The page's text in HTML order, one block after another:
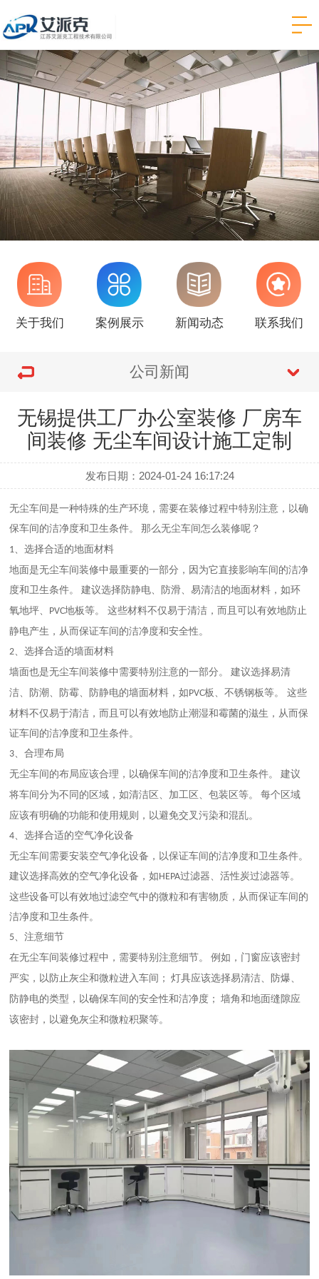
关于我们 案例展示 新闻动态 联系我们
公司新闻
无锡提供工厂办公室装修 厂房车
间装修 无尘车间设计施工定制
发布日期：2024-01-24 16:17:24
无尘车间是一种特殊的生产环境，需要在装修过程中特别注意，以确
保车间的洁净度和卫生条件。
那么无尘车间怎么装修呢？
1、选择合适的地面材料
地面是无尘车间装修中最重要的一部分，因为它直接影响车间的洁净
度和卫生条件。
建议选择防静电、防滑、易清洁的地面材料，如环
氧地坪、 PVC地板等。 这些材料不仅易于清洁，而且可以有效地防止
静电产生，从而保证车间的洁净度和安全性。
2、选择合适的墙面材料
墙面也是无尘车间装修中需要特别注意的一部分。
建议选择易清
洁、防潮、防霉、防静电的墙面材料，如PVC板、不锈钢板等。 这些
材料不仅易于清洁，而且可以有效地防止潮湿和霉菌的滋生，从而保
证车间的洁净度和卫生条件。
3、合理布局
无尘车间的布局应该合理，以确保车间的洁净度和卫生条件。
建议
将车间分为不同的区域，如清洁区、加工区、包装区等。
每个区域
应该有明确的功能和使用规则，以避免交叉污染和混乱。
4、选择合适的空气净化设备
无尘车间需要安装空气净化设备，以保证车间的洁净度和卫生条件。
建议选择高效的空气净化设备，如HEPA过滤器、活性炭过滤器等。
这些设备可以有效地过滤空气中的微粒和有害物质，从而保证车间的
洁净度和卫生条件。
5、注意细节
在无尘车间装修过程中，需要特别注意细节。
例如，门窗应该密封
严实，以防止灰尘和微粒进入车间；
灯具应该选择易清洁、防爆、
防静电的类型，以确保车间的安全性和洁净度；
墙角和地面缝隙应
该密封，以避免灰尘和微粒积聚等。